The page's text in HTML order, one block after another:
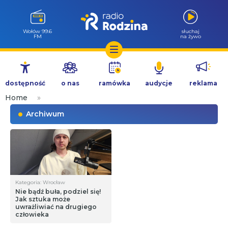
Przejdź
treści
Wołów 99.6
FM
słuchaj
na żywo
dostępność o nas ramówka audycje reklama
Home
»
Archiwum
Kategoria: Wrocław
Nie bądź buła, podziel się!
Jak sztuka może
uwrażliwiać na drugiego
człowieka